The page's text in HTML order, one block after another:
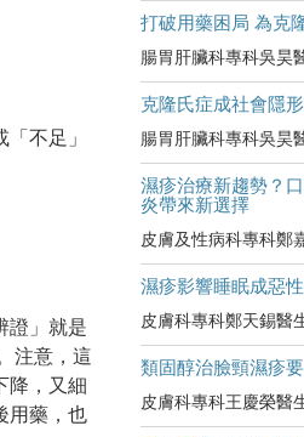
不足」
證」就是
注意，這
降，又細
用藥，也
打破用藥困局 為克
腸胃肝臟科專科吳昊
克隆氏症成社會隱
腸胃肝臟科專科吳昊
濕疹治療新趨勢？
炎帶來新選擇
皮膚及性病科專科鄭
濕疹影響睡眠成惡
皮膚科專科鄭天錫醫
類固醇治臉頸濕疹
皮膚科專科王慶榮醫